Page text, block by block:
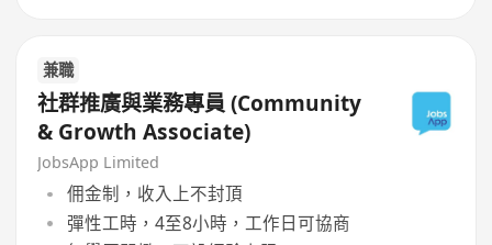
兼職
社群推廣與業務專員 (Community
& Growth Associate)
JobsApp Limited
佣金制，收入上不封頂
彈性工時，4至8小時，工作日可協商